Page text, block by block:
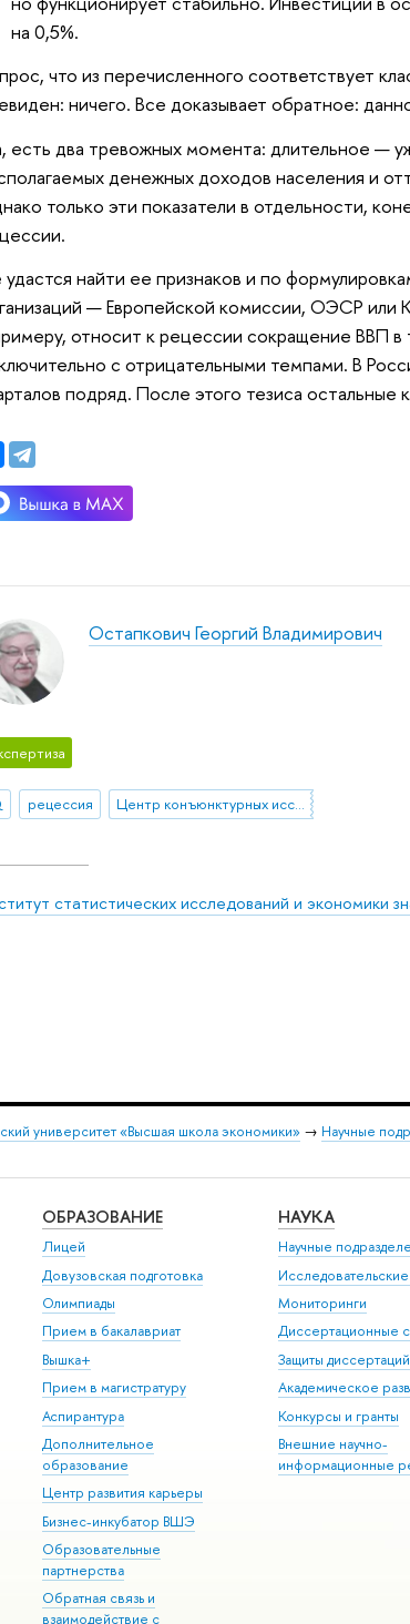
на 0,5%.
что из перечисленного соответствует
ничего. Все доказывает обратное:
есть два тревожных момента: длительное —
денежных доходов населения и
только эти показатели в отдельности,
найти ее признаков и по
— Европейской комиссии, ОЭСР или
относит к рецессии сокращение ВВП в
с отрицательными темпами. В
подряд. После этого тезиса
Остапкович Георгий Владимирович
рецессия Центр конъюнктурных исследований
статистических исследований и экономики
университет «Высшая школа экономики» → Научные
ОБРАЗОВАНИЕ
Лицей
Довузовская подготовка
Олимпиады
Прием в бакалавриат
Вышка+
Прием в магистратуру
Аспирантура
Дополнительное
образование
Центр развития карьеры
Бизнес-инкубатор ВШЭ
Образовательные
партнерства
Обратная связь и
взаимодействие с
НАУКА
Научные
Мониторинги
Диссертационные
Защиты диссертаций
Академическое
Конкурсы и гранты
Внешние научно-
информационные